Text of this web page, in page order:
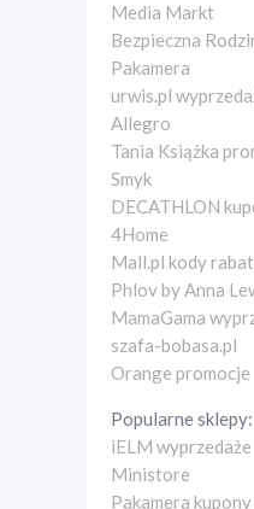
Media Markt
Bezpieczna
Pakamera
urwis.pl
Allegro
Tania Książka
Smyk
DECATHLON
4Home
Mall.pl kody
Phlov by Anna
MamaGama
szafa-bobasa.pl
Orange promocje
Popularne sklepy:
iELM wyprzedaże
Ministore
Pakamera